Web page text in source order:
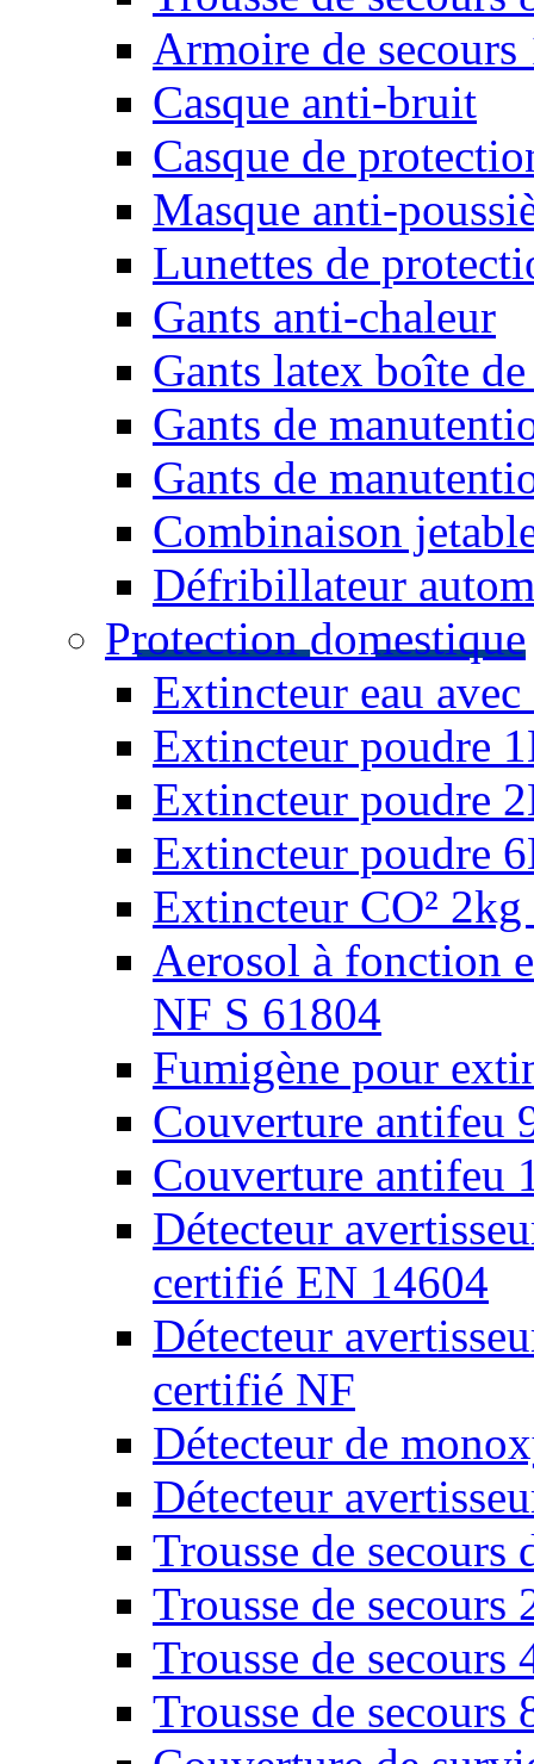
Armoire de secours
Casque anti-bruit
Casque de
Masque anti-
Lunettes de
Gants anti-chaleur
Gants latex boîte
Gants de
Gants de
Combinaison
Défribillateur
Protection domestique
Extincteur eau
Extincteur poudre
Extincteur poudre
Extincteur poudre
Extincteur CO²
Aerosol à fonction
NF S 61804
Fumigène pour
Couverture antifeu
Couverture antifeu
Détecteur
certifié EN 14604
Détecteur
certifié NF
Détecteur de
Détecteur
Trousse de secours
Trousse de secours
Trousse de secours
Trousse de secours